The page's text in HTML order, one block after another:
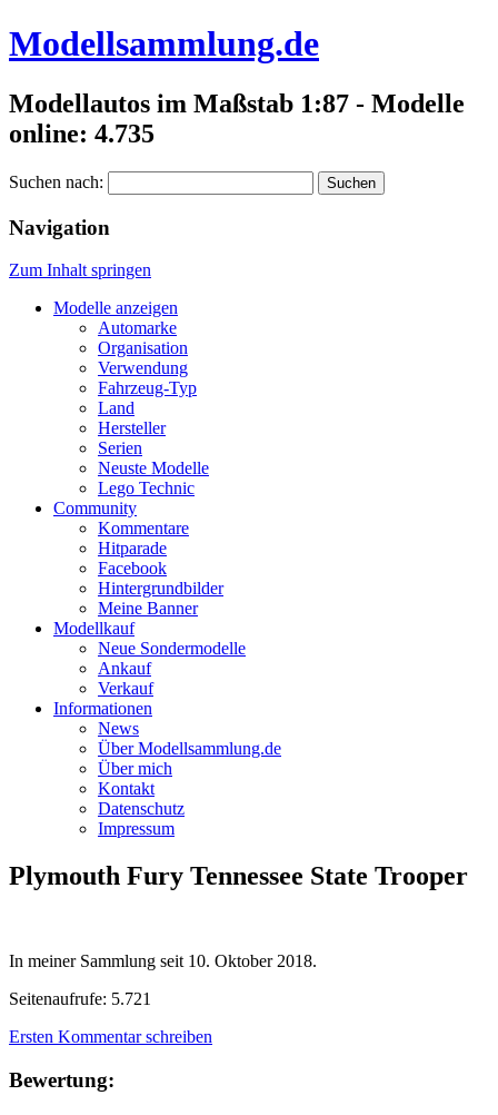
Modellsammlung.de
Modellautos im Maßstab 1:87 - Modelle
online: 4.735
Suchen nach:
Navigation
Zum Inhalt springen
Modelle anzeigen
Automarke
Organisation
Verwendung
Fahrzeug-Typ
Land
Hersteller
Serien
Neuste Modelle
Lego Technic
Community
Kommentare
Hitparade
Facebook
Hintergrundbilder
Meine Banner
Modellkauf
Neue Sondermodelle
Ankauf
Verkauf
Informationen
News
Über Modellsammlung.de
Über mich
Kontakt
Datenschutz
Impressum
Plymouth Fury Tennessee State Trooper
In meiner Sammlung seit 10. Oktober 2018.
Seitenaufrufe: 5.721
Ersten Kommentar schreiben
Bewertung: